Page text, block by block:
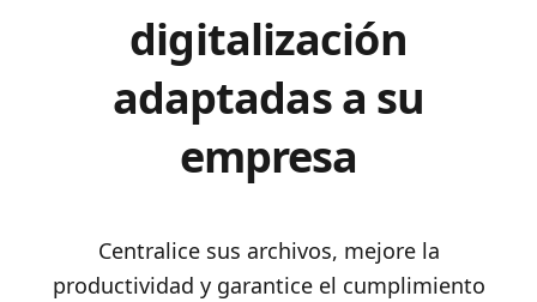
digitalización
adaptadas a su
empresa
Centralice sus archivos, mejore la
productividad y garantice el cumplimiento